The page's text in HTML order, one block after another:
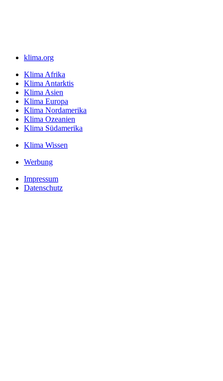
klima.org
Klima Afrika
Klima Antarktis
Klima Asien
Klima Europa
Klima Nordamerika
Klima Ozeanien
Klima Südamerika
Klima Wissen
Werbung
Impressum
Datenschutz